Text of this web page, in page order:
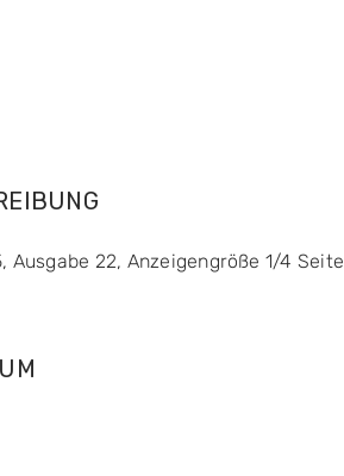
Ausgabe 22, Anzeigengröße 1/4 Seite